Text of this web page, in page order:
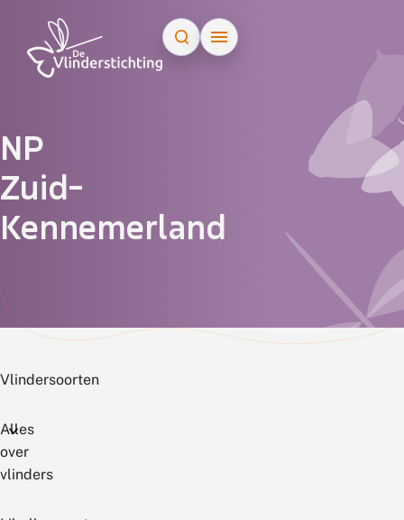
NP
Zuid-
Kennemerland
Vlindersoorten
Alles
over
vlinders